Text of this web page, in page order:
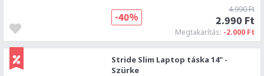
4.990 Ft
2.990 Ft
Megtakarítás: -2.000 Ft
-40%
Stride Slim Laptop táska 14" -
Szürke